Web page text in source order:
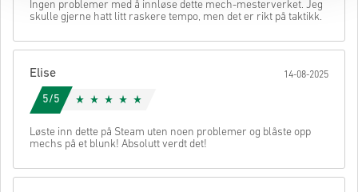
Ingen problemer med å innløse dette mech-mesterverket. Jeg
skulle gjerne hatt litt raskere tempo, men det er rikt på taktikk.
Elise 14-08-2025
5/5
Løste inn dette på Steam uten noen problemer og blåste opp
mechs på et blunk! Absolutt verdt det!